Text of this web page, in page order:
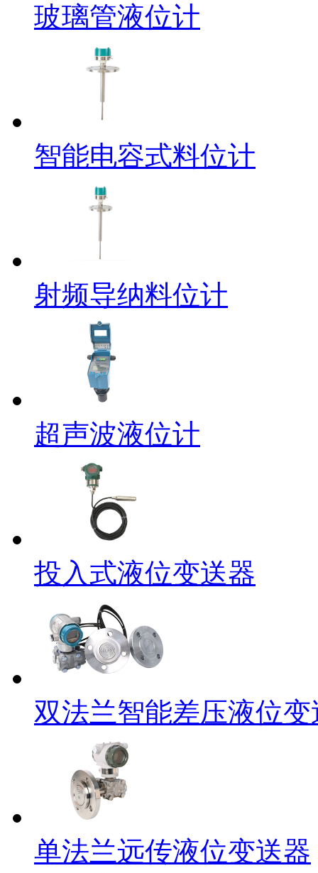
玻璃管液位计
智能电容式料位计
射频导纳料位计
超声波液位计
投入式液位变送器
双法兰智能差压液位变
单法兰远传液位变送器